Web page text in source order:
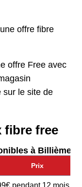
offre fibre
offre Free avec
sur le site de
fibre free
à Billième :
Prix
pendant 12 mois